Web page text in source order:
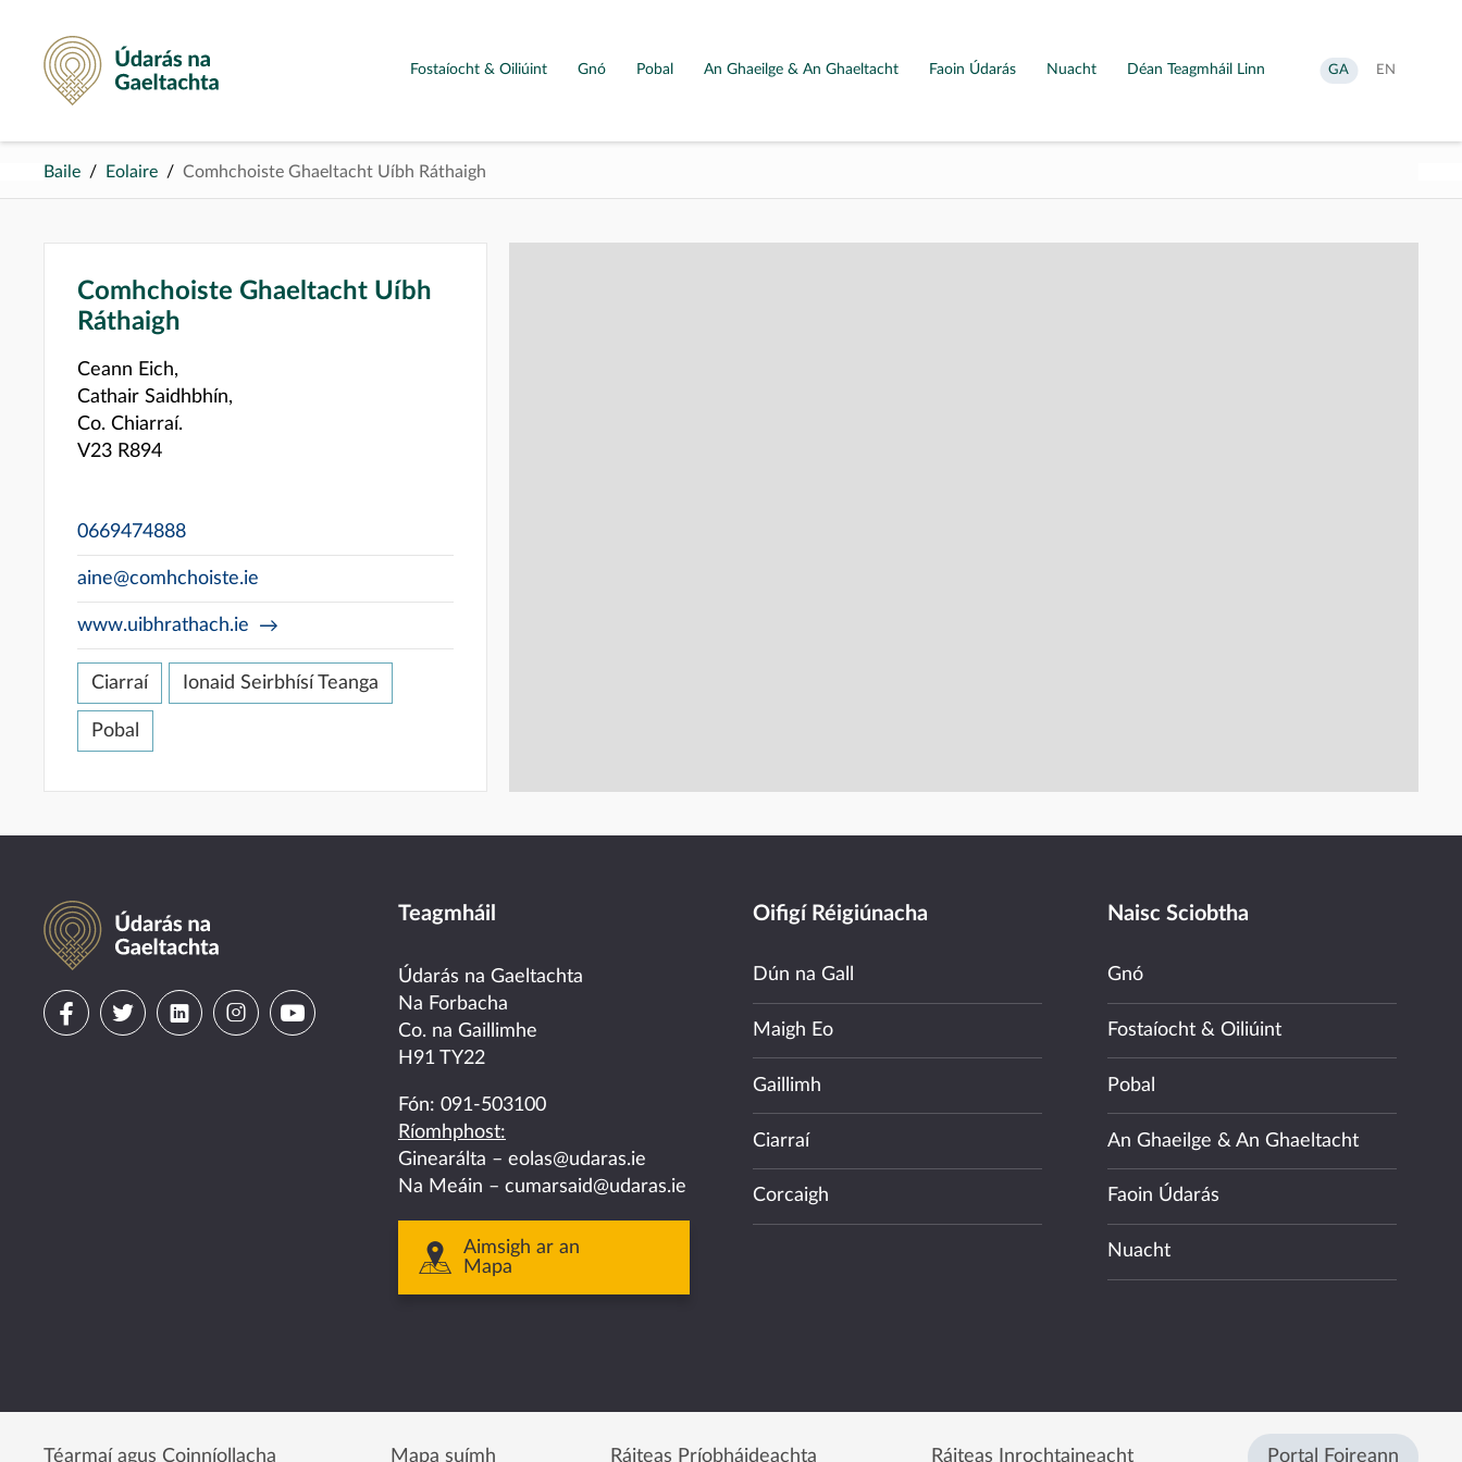
Údarás na Gaeltachta
Fostaíocht & Oiliúint Gnó Pobal An Ghaeilge & An Ghaeltacht Faoin Údarás Nuacht Déan Teagmháil Linn
Aistrigh
go
GA
Change
EN
Baile Eolaire Comhchoiste Ghaeltacht Uíbh Ráthaigh
Comhchoiste Ghaeltacht Uíbh
Ráthaigh
Ceann Eich,
Cathair Saidhbhín,
Co. Chiarraí.
V23 R894
0669474888
aine@comhchoiste.ie
www.uibhrathach.ie
Ciarraí Ionaid Seirbhísí Teanga
Pobal
Údarás na Gaeltachta
VisitVisitVisitVisit
instagram
Visit
youtube
Teagmháil
Údarás na Gaeltachta
Na Forbacha
Co. na Gaillimhe
H91 TY22
Fón: 091-503100
Ríomhphost:
Ginearálta – eolas@udaras.ie
Na Meáin – cumarsaid@udaras.ie
Aimsigh ar an
Mapa
Oifigí Réigiúnacha
Dún na Gall
Maigh Eo
Gaillimh
Ciarraí
Corcaigh
Naisc Sciobtha
Gnó
Fostaíocht & Oiliúint
Pobal
An Ghaeilge & An Ghaeltacht
Faoin Údarás
Nuacht
Téarmaí agus Coinníollacha Mapa suímh Ráiteas Príobháideachta Ráiteas Inrochtaineacht Portal Foireann